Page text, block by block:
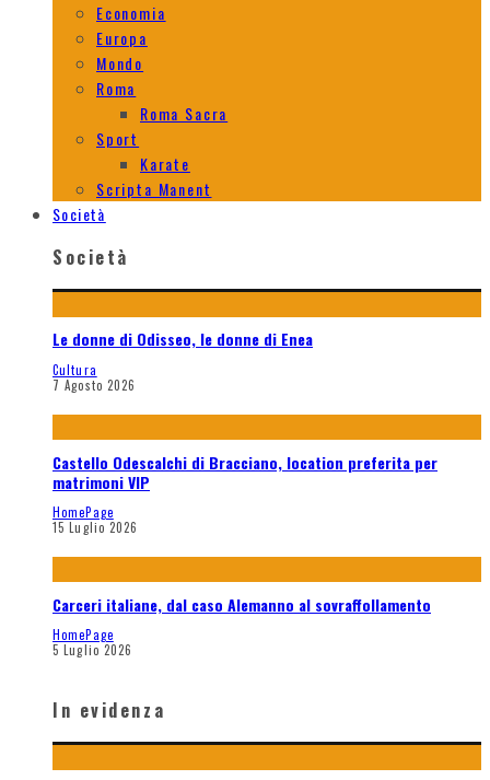
Economia
Europa
Mondo
Roma
Roma Sacra
Sport
Karate
Scripta Manent
Società
Società
Le donne di Odisseo, le donne di Enea
Cultura
7 Agosto 2026
Castello Odescalchi di Bracciano, location preferita per
matrimoni VIP
HomePage
15 Luglio 2026
Carceri italiane, dal caso Alemanno al sovraffollamento
HomePage
5 Luglio 2026
In evidenza